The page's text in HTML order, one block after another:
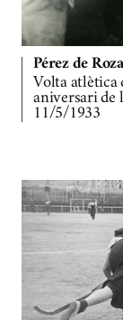
Pérez de
Volta atlètica
aniversari de
11/5/1933